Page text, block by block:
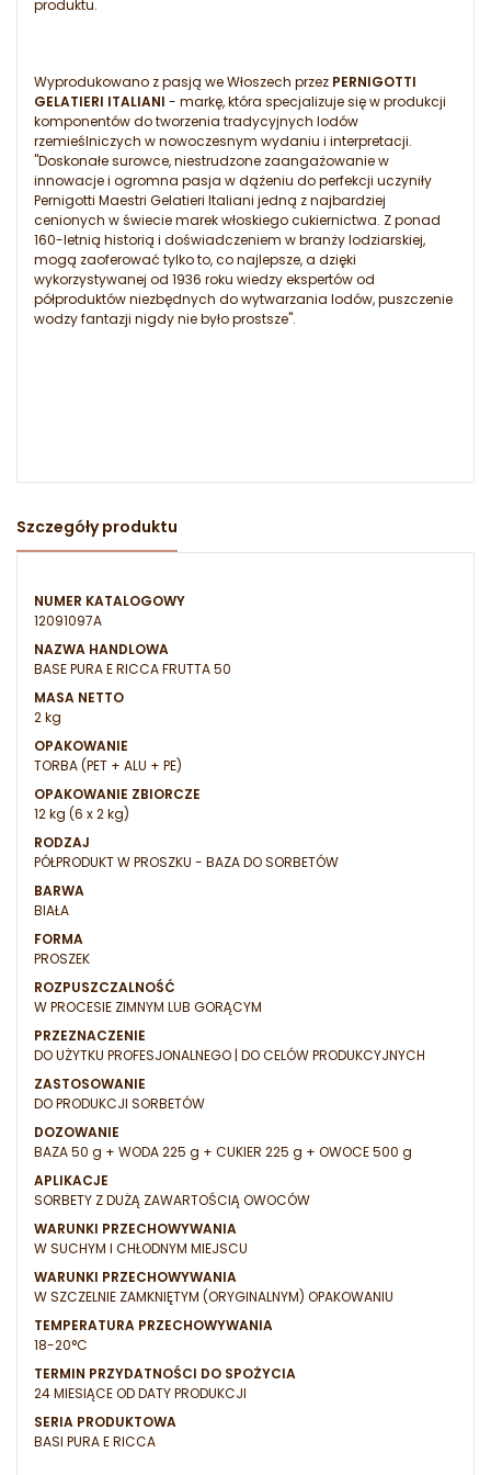
produktu.
Wyprodukowano z pasją we Włoszech przez PERNIGOTTI
GELATIERI ITALIANI - markę, która specjalizuje się w produkcji
komponentów do tworzenia tradycyjnych lodów
rzemieślniczych w nowoczesnym wydaniu i interpretacji.
"Doskonałe surowce, niestrudzone zaangażowanie w
innowacje i ogromna pasja w dążeniu do perfekcji uczyniły
Pernigotti Maestri Gelatieri Italiani jedną z najbardziej
cenionych w świecie marek włoskiego cukiernictwa. Z ponad
160-letnią historią i doświadczeniem w branży lodziarskiej,
mogą zaoferować tylko to, co najlepsze, a dzięki
wykorzystywanej od 1936 roku wiedzy ekspertów od
półproduktów niezbędnych do wytwarzania lodów, puszczenie
wodzy fantazji nigdy nie było prostsze".
Szczegóły produktu
NUMER KATALOGOWY
12091097A
NAZWA HANDLOWA
BASE PURA E RICCA FRUTTA 50
MASA NETTO
2 kg
OPAKOWANIE
TORBA (PET + ALU + PE)
OPAKOWANIE ZBIORCZE
12 kg (6 x 2 kg)
RODZAJ
PÓŁPRODUKT W PROSZKU - BAZA DO SORBETÓW
BARWA
BIAŁA
FORMA
PROSZEK
ROZPUSZCZALNOŚĆ
W PROCESIE ZIMNYM LUB GORĄCYM
PRZEZNACZENIE
DO UŻYTKU PROFESJONALNEGO | DO CELÓW PRODUKCYJNYCH
ZASTOSOWANIE
DO PRODUKCJI SORBETÓW
DOZOWANIE
BAZA 50 g + WODA 225 g + CUKIER 225 g + OWOCE 500 g
APLIKACJE
SORBETY Z DUŻĄ ZAWARTOŚCIĄ OWOCÓW
WARUNKI PRZECHOWYWANIA
W SUCHYM I CHŁODNYM MIEJSCU
WARUNKI PRZECHOWYWANIA
W SZCZELNIE ZAMKNIĘTYM (ORYGINALNYM) OPAKOWANIU
TEMPERATURA PRZECHOWYWANIA
18-20°C
TERMIN PRZYDATNOŚCI DO SPOŻYCIA
24 MIESIĄCE OD DATY PRODUKCJI
SERIA PRODUKTOWA
BASI PURA E RICCA